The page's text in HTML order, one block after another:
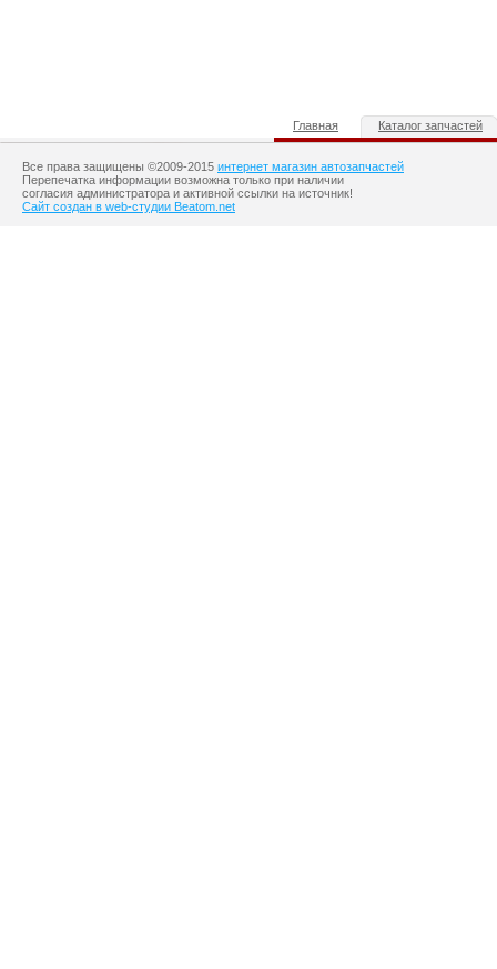
Главная Каталог запчастей
Все права защищены ©2009-2015 интернет магазин автозапчастей
Перепечатка информации возможна только при наличии
согласия администратора и активной ссылки на источник!
Сайт создан в web-студии Beatom.net